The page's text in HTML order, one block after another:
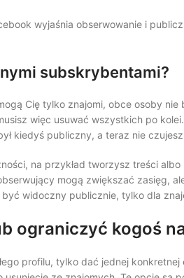
wyjaśnia obserwowanie i
subskrybentami?
Cię tylko znajomi, obce osoby
więc usuwać wszystkich po
kiedyś publiczny, a teraz nie
na przykład tworzysz treści
mogą zwiększać zasięg,
widoczny publicznie, tylko dla
ograniczyć kogoś
profilu, tylko dać jednej